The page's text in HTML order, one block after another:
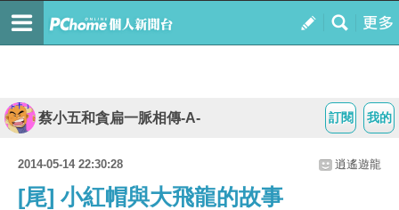
我的
訂閱
蔡小五和貪扁一脈相傳-A-
2014-05-14 22:30:28 逍遙遊龍
[尾] 小紅帽與大飛龍的故事